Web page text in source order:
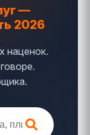
—
2026
наценок.